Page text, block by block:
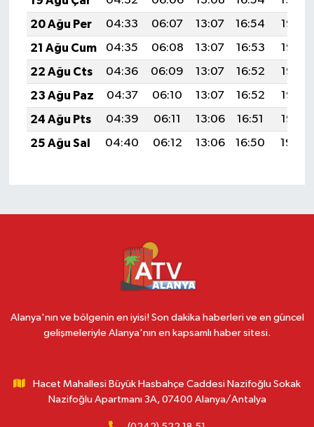
20 Ağu Per
04:33 06:07 13:07 16:54
19:58
21 Ağu Cum
04:35 06:08 13:07 16:53
19:56
22 Ağu Cts
04:36 06:09 13:07 16:52
19:55
23 Ağu Paz
04:37 06:10 13:07 16:52
19:53
24 Ağu Pts
04:39 06:11 13:06 16:51
19:52
25 Ağu Sal
04:40 06:12 13:06 16:50 19:50
Alanya'nın ve bölgenin en iyisi! Son dakika haberleri ve en güncel
gelişmeleriyle Alanya'nın en kapsamlı haber sitesi.
Hacet Mahallesi Büyük Hasbahçe Caddesi Nazifoğlu Sokak
Nazifoğlu Apartmanı 3A, 07400 Alanya/Antalya